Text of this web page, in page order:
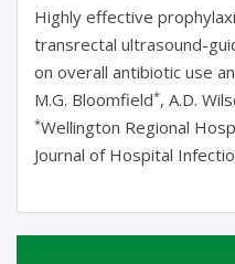
Highly effective
transrectal ultrasound-
on overall antibiotic use
M.G. Bloomfield*, A.D.
*Wellington Regional
Journal of Hospital